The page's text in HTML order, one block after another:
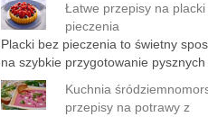
Łatwe przepisy na placki
pieczenia
Placki bez pieczenia to świetny
na szybkie przygotowanie pysznych
Kuchnia
przepisy na potrawy z